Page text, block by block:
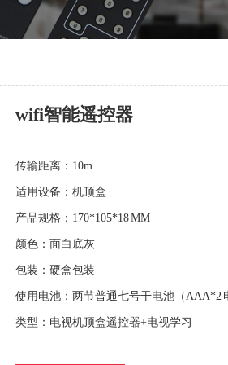
wifi智能遥控器
传输距离：10m
适用设备：机顶盒
产品规格：170*105*18 MM
颜色：面白底灰
包装：硬盒包装
使用电池：两节普通七号干电池（AAA*2
类型：电视机顶盒遥控器+电视学习